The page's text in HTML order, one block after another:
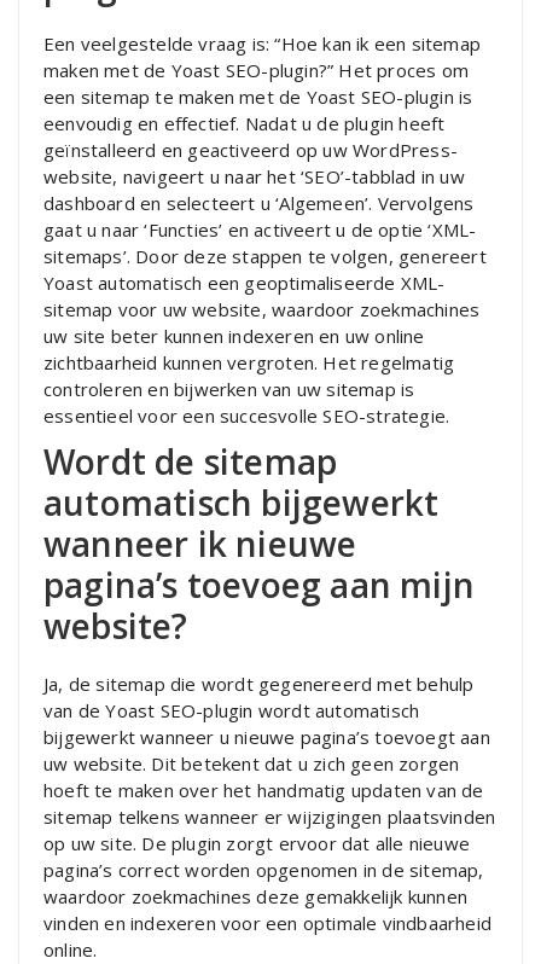
Een veelgestelde vraag is: “Hoe kan ik een sitemap
maken met de Yoast SEO-plugin?” Het proces om
een sitemap te maken met de Yoast SEO-plugin is
eenvoudig en effectief. Nadat u de plugin heeft
geïnstalleerd en geactiveerd op uw WordPress-
website, navigeert u naar het ‘SEO’-tabblad in uw
dashboard en selecteert u ‘Algemeen’. Vervolgens
gaat u naar ‘Functies’ en activeert u de optie ‘XML-
sitemaps’. Door deze stappen te volgen, genereert
Yoast automatisch een geoptimaliseerde XML-
sitemap voor uw website, waardoor zoekmachines
uw site beter kunnen indexeren en uw online
zichtbaarheid kunnen vergroten. Het regelmatig
controleren en bijwerken van uw sitemap is
essentieel voor een succesvolle SEO-strategie.
Wordt de sitemap
automatisch bijgewerkt
wanneer ik nieuwe
pagina’s toevoeg aan mijn
website?
Ja, de sitemap die wordt gegenereerd met behulp
van de Yoast SEO-plugin wordt automatisch
bijgewerkt wanneer u nieuwe pagina’s toevoegt aan
uw website. Dit betekent dat u zich geen zorgen
hoeft te maken over het handmatig updaten van de
sitemap telkens wanneer er wijzigingen plaatsvinden
op uw site. De plugin zorgt ervoor dat alle nieuwe
pagina’s correct worden opgenomen in de sitemap,
waardoor zoekmachines deze gemakkelijk kunnen
vinden en indexeren voor een optimale vindbaarheid
online.